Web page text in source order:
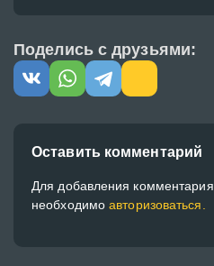
Поделись с друзьями:
Оставить комментарий
Для добавления комментария
необходимоавторизоваться.